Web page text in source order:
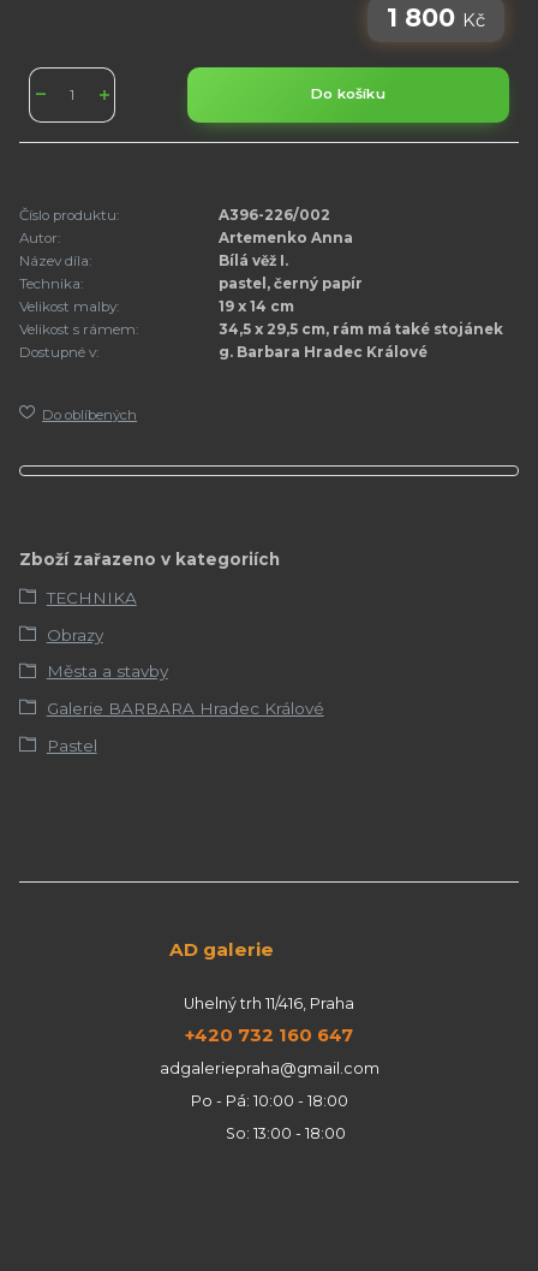
1 800 Kč
Do košíku
Číslo produktu:
A396-226/002
Autor:
Artemenko Anna
Název díla:
Bílá věž I.
Technika:
pastel, černý papír
Velikost malby:
19 x 14 cm
Velikost s rámem:
34,5 x 29,5 cm, rám má také stojánek
Dostupné v:
g. Barbara Hradec Králové
Do oblíbených
Zboží zařazeno v kategoriích
TECHNIKA
Obrazy
Města a stavby
Galerie BARBARA Hradec Králové
Pastel
AD galerie
Uhelný trh 11/416, Praha
+420 732 160 647
adgaleriepraha@gmail.com
Po - Pá: 10:00 - 18:00
So: 13:00 - 18:00